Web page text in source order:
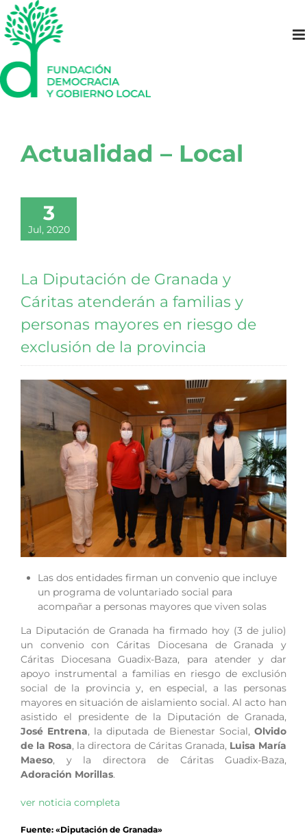
Saltar
al
contenido
Actualidad – Local
3
Jul, 2020
La Diputación de Granada y
Cáritas atenderán a familias y
personas mayores en riesgo de
exclusión de la provincia
Las dos entidades firman un convenio que incluye
un programa de voluntariado social para
acompañar a personas mayores que viven solas
La Diputación de Granada ha firmado hoy (3 de julio)
un convenio con Cáritas Diocesana de Granada y
Cáritas Diocesana Guadix-Baza, para atender y dar
apoyo instrumental a familias en riesgo de exclusión
social de la provincia y, en especial, a las personas
mayores en situación de aislamiento social. Al acto han
asistido el presidente de la Diputación de Granada,
José Entrena, la diputada de Bienestar Social,Olvido
de la Rosa, la directora de Cáritas Granada, Luisa María
Maeso, y la directora de Cáritas Guadix-Baza,
Adoración Morillas.
ver noticia completa
Fuente: «Diputación de Granada»